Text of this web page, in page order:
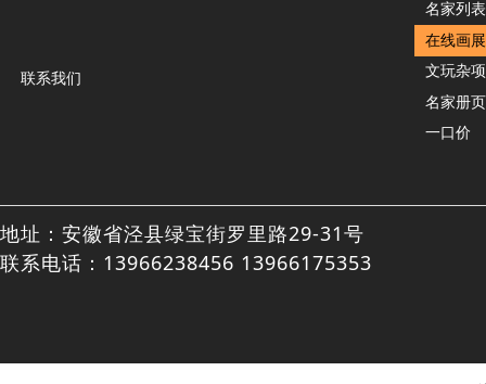
联系我们
名家列表
在线画展
文玩杂项
名家册页
一口价
地址：安徽省泾县绿宝街罗里路29-31号
联系电话：13966238456 13966175353